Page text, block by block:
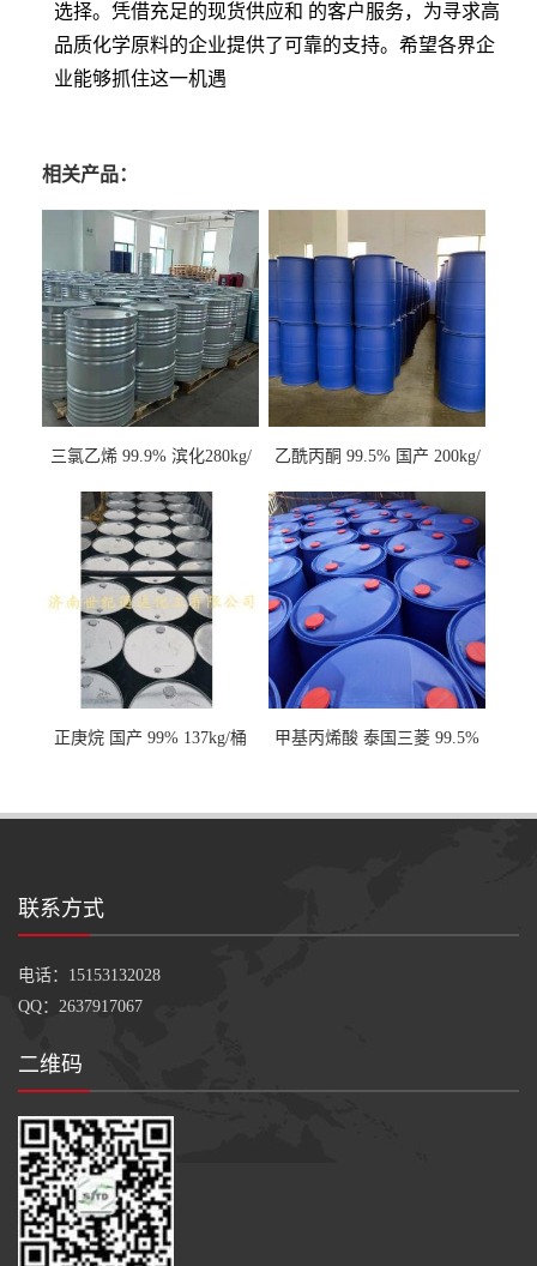
选择。凭借充足的现货供应和 的客户服务，为寻求高
品质化学原料的企业提供了可靠的支持。希望各界企
业能够抓住这一机遇
相关产品：
三氯乙烯 99.9% 滨化280kg/
乙酰丙酮 99.5% 国产 200kg/
正庚烷 国产 99% 137kg/桶
甲基丙烯酸 泰国三菱 99.5%
联系方式
电话：15153132028
QQ：2637917067
二维码